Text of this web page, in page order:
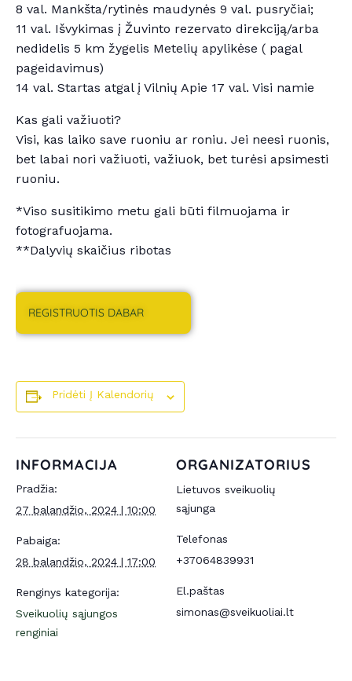
8 val. Mankšta/rytinės maudynės 9 val. pusryčiai;
11 val. Išvykimas į Žuvinto rezervato direkciją/arba
nedidelis 5 km žygelis Metelių apylikėse ( pagal
pageidavimus)
14 val. Startas atgal į Vilnių Apie 17 val. Visi namie
Kas gali važiuoti?
Visi, kas laiko save ruoniu ar roniu. Jei neesi ruonis,
bet labai nori važiuoti, važiuok, bet turėsi apsimesti
ruoniu.
*Viso susitikimo metu gali būti filmuojama ir
fotografuojama.
**Dalyvių skaičius ribotas
REGISTRUOTIS DABAR
Pridėti Į Kalendorių
INFORMACIJA
Pradžia:
27 balandžio, 2024 | 10:00
Pabaiga:
28 balandžio, 2024 | 17:00
Renginys kategorija:
Sveikuolių sąjungos
renginiai
ORGANIZATORIUS
Lietuvos sveikuolių
sąjunga
Telefonas
+37064839931
El.paštas
simonas@sveikuoliai.lt